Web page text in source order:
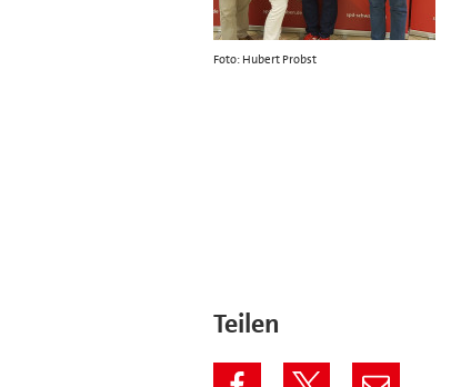
Foto: Hubert Probst
Teilen